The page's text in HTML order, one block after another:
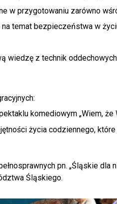
w przygotowaniu zarówno
temat bezpieczeństwa w
z technik
komediowym „Wiem, że
życia codziennego,
pn. „Śląskie
Śląskiego.